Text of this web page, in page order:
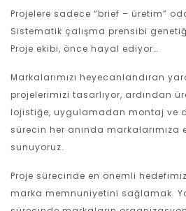
Projelere sadece “brief – üretim”
Sistematik çalışma prensibi
Proje ekibi, önce hayal ediyor…
Markalarımızı heyecanlandıran
projelerimizi tasarlıyor, ardından
lojistiğe, uygulamadan montaj ve
sürecin her anında markalarımıza
sunuyoruz.
Proje sürecinde en önemli
marka memnuniyetini sağlamak.